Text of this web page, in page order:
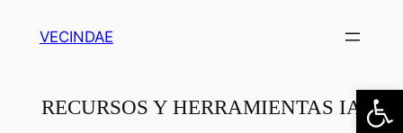
VECINDAE
RECURSOS Y HERRAMIENTAS IA Abrir